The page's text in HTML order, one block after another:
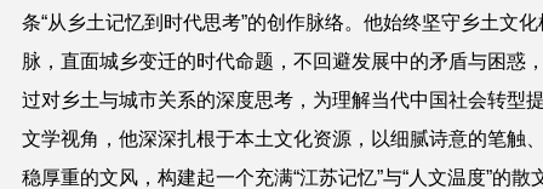
条“从乡土记忆到时代思考”的创作脉络。他始终坚守乡土文化
脉，直面城乡变迁的时代命题，不回避发展中的矛盾与困惑
过对乡土与城市关系的深度思考，为理解当代中国社会转型
文学视角，他深深扎根于本土文化资源，以细腻诗意的笔触
稳厚重的文风，构建起一个充满“江苏记忆”与“人文温度”的散